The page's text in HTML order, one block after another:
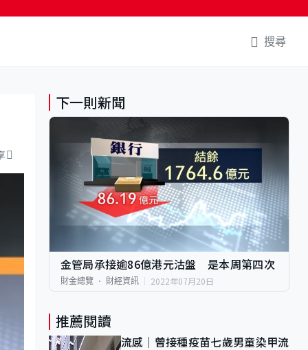
搜尋
下一則新聞
金管局承接逾86億港元沽盤 是本周第四次
財金總覽 財經資訊 2022年07月20日
推薦閱讀
流感｜曾接種疫苗七歲男童染甲流